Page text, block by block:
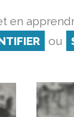
en
ou